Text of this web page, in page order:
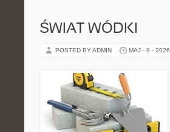
ŚWIAT WÓDKI
POSTED BY ADMIN MAJ - 9 - 2026